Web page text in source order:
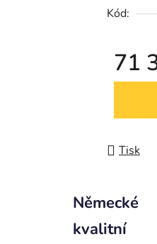
Kód:
71
Měrná
Tisk
Německé
kvalitní